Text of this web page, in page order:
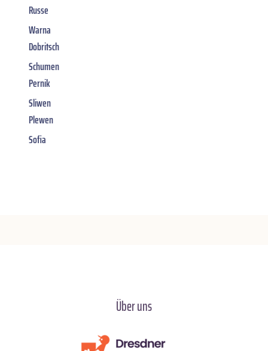
Russe
Warna
Dobritsch
Schumen
Pernik
Sliwen
Plewen
Sofia
Über uns